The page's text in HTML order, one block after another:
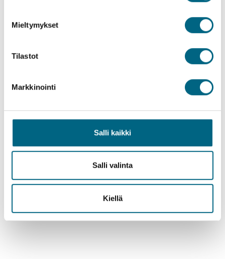
Mieltymykset
Tilastot
Markkinointi
Salli kaikki
Salli valinta
Kiellä
Biševo (Blue Cave) (Kroatia)